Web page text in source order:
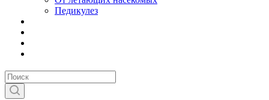
Педикулез